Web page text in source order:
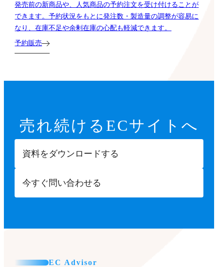
発売前の新商品や、人気商品の予約注文を受け付けることが
できます。予約状況をもとに発注数・製造量の調整が容易に
なり、在庫不足や余剰在庫の心配も軽減できます。
予約販売
売れ続ける ECサイトへ
資料をダウンロードする
今すぐ問い合わせる
EC Advisor